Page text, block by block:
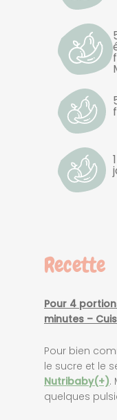
Recette
Pour 4
minutes –
Pour bien
le sucre et le
Nutribaby(+).
quelques